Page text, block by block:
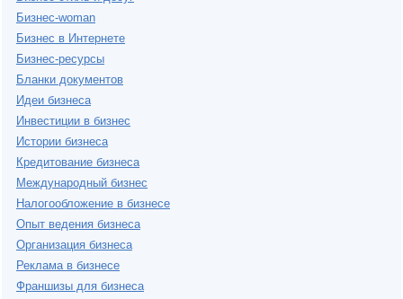
Бизнес-woman
Бизнес в Интернете
Бизнес-ресурсы
Бланки документов
Идеи бизнеса
Инвестиции в бизнес
Истории бизнеса
Кредитование бизнеса
Международный бизнес
Налогообложение в бизнесе
Опыт ведения бизнеса
Организация бизнеса
Реклама в бизнесе
Франшизы для бизнеса